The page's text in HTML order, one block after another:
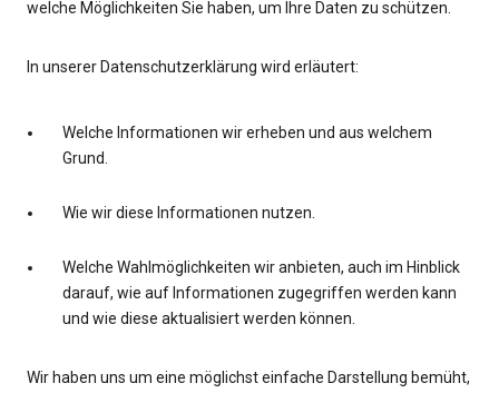
welche Möglichkeiten Sie haben, um Ihre Daten zu schützen.
In unserer Datenschutzerklärung wird erläutert:
Welche Informationen wir erheben und aus welchem
Grund.
Wie wir diese Informationen nutzen.
Welche Wahlmöglichkeiten wir anbieten, auch im Hinblick
darauf, wie auf Informationen zugegriffen werden kann
und wie diese aktualisiert werden können.
Wir haben uns um eine möglichst einfache Darstellung bemüht,